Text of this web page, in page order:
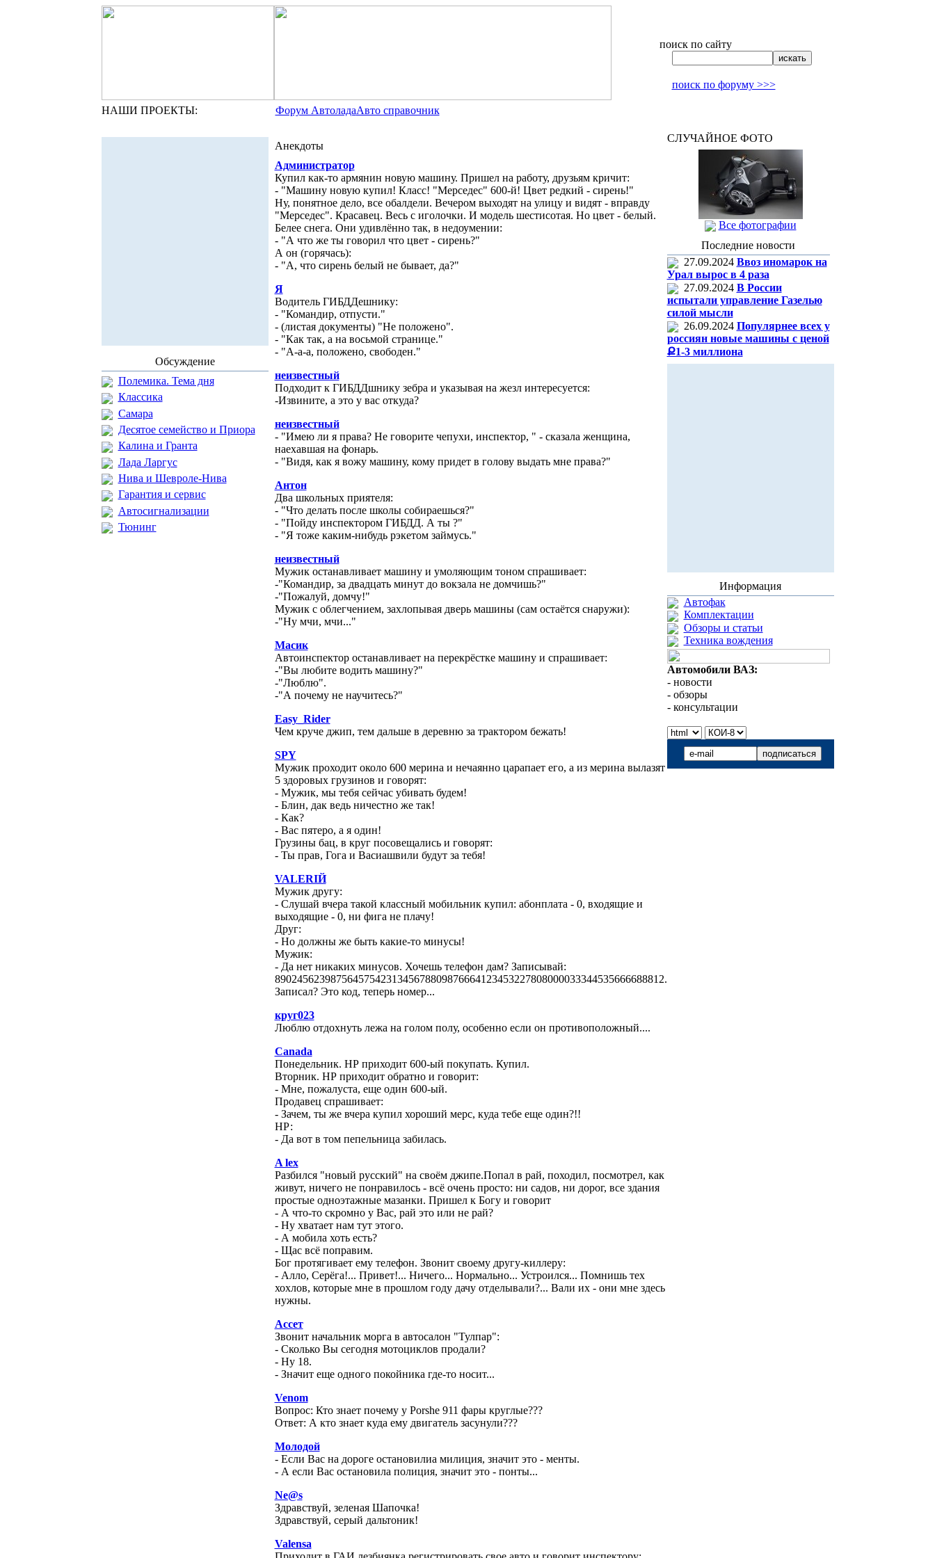
поиск по сайту
поиск по форуму >>>
НАШИ ПРОЕКТЫ: Форум АвтоладаАвто справочник
Обсуждение
Полемика. Тема дня
Классика
Самара
Десятое семейство и Приора
Калина и Гранта
Лада Ларгус
Нива и Шевроле-Нива
Гарантия и сервис
Автосигнализации
Тюнинг
Анекдоты
Администратор
Купил как-то армянин новую машину. Пришел на работу, друзьям кричит:
- "Машину новую купил! Класс! "Мерседес" 600-й! Цвет редкий - сирень!"
Ну, понятное дело, все обалдели. Вечером выходят на улицу и видят - вправду
"Мерседес". Красавец. Весь с иголочки. И модель шестисотая. Но цвет - белый.
Белее снега. Они удивлённо так, в недоумении:
- "А что же ты говорил что цвет - сирень?"
А он (горячась):
- "А, что сирень белый не бывает, да?"
Я
Водитель ГИБДДешнику:
- "Командир, отпусти."
- (листая документы) "Не положено".
- "Как так, а на восьмой странице."
- "А-а-а, положено, свободен."
неизвестный
Подходит к ГИБДДшнику зебра и указывая на жезл интересуется:
-Извините, а это у вас откуда?
неизвестный
- "Имею ли я права? Не говорите чепухи, инспектор, " - сказала женщина,
наехавшая на фонарь.
- "Видя, как я вожу машину, кому придет в голову выдать мне права?"
Антон
Два школьных приятеля:
- "Что делать после школы собираешься?"
- "Пойду инспектором ГИБДД. А ты ?"
- "Я тоже каким-нибудь рэкетом займусь."
неизвестный
Мужик останавливает машину и умоляющим тоном спрашивает:
-"Командир, за двадцать минут до вокзала не домчишь?"
-"Пожалуй, домчу!"
Мужик с облегчением, захлопывая дверь машины (сам остаётся снаружи):
-"Ну мчи, мчи..."
Масик
Автоинспектор останавливает на перекрёстке машину и спрашивает:
-"Вы любите водить машину?"
-"Люблю".
-"А почему не научитесь?"
Easy_Rider
Чем круче джип, тем дальше в деревню за трактором бежать!
SPY
Мужик проходит около 600 мерина и нечаянно царапает его, а из мерина вылазят
5 здоровых грузинов и говорят:
- Мужик, мы тебя сейчас убивать будем!
- Блин, дак ведь ничестно же так!
- Как?
- Вас пятеро, а я один!
Грузины бац, в круг посовещались и говорят:
- Ты прав, Гога и Васиашвили будут за тебя!
VALERIЙ
Мужик другу:
- Слушай вчера такой классный мобильник купил: абонплата - 0, входящие и
выходящие - 0, ни фига не плачу!
Друг:
- Но должны же быть какие-то минусы!
Мужик:
- Да нет никаких минусов. Хочешь телефон дам? Записывай:
8902456239875645754231345678809876664123453227808000033344535666688812.
Записал? Это код, теперь номер...
круг023
Люблю отдохнуть лежа на голом полу, особенно если он противоположный....
Canada
Понедельник. НР приходит 600-ый покупать. Купил.
Вторник. НР приходит обратно и говорит:
- Мне, пожалуста, еще один 600-ый.
Продавец спрашивает:
- Зачем, ты же вчера купил хороший мерс, куда тебе еще один?!!
НР:
- Да вот в том пепельница забилась.
A lex
Разбился "новый русский" на своём джипе.Попал в рай, походил, посмотрел, как
живут, ничего не понравилось - всё очень просто: ни садов, ни дорог, все здания
простые одноэтажные мазанки. Пришел к Богу и говорит
- А что-то скромно у Вас, рай это или не рай?
- Ну хватает нам тут этого.
- А мобила хоть есть?
- Щас всё поправим.
Бог протягивает ему телефон. Звонит своему другу-киллеру:
- Алло, Серёга!... Привет!... Ничего... Нормально... Устроился... Помнишь тех
хохлов, которые мне в прошлом году дачу отделывали?... Вали их - они мне здесь
нужны.
Ассет
Звонит начальник морга в автосалон "Тулпар":
- Сколько Вы сегодня мотоциклов продали?
- Ну 18.
- Значит еще одного покойника где-то носит...
Venom
Вопрос: Кто знает почему у Porshe 911 фары круглые???
Ответ: А кто знает куда ему двигатель засунули???
Молодой
- Если Вас на дороге остановилиа милиция, значит это - менты.
- А если Вас остановила полиция, значит это - понты...
Ne@s
Здравствуй, зеленая Шапочка!
Здравствуй, серый дальтоник!
Valensa
СЛУЧАЙНОЕ ФОТО
Все фотографии
Последние новости
27.09.2024 Ввоз иномарок на
Урал вырос в 4 раза
27.09.2024 В России
испытали управление Газелью
силой мысли
26.09.2024 Популярнее всех у
россиян новые машины с ценой
Ք1-3 миллиона
Информация
Автофак
Комплектации
Обзоры и статьи
Техника вождения
Автомобили ВАЗ:
- новости
- обзоры
- консультации